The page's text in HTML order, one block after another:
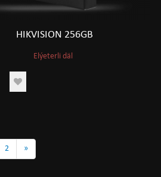
HIKVISION 256GB
Elýeterli däl
2 »